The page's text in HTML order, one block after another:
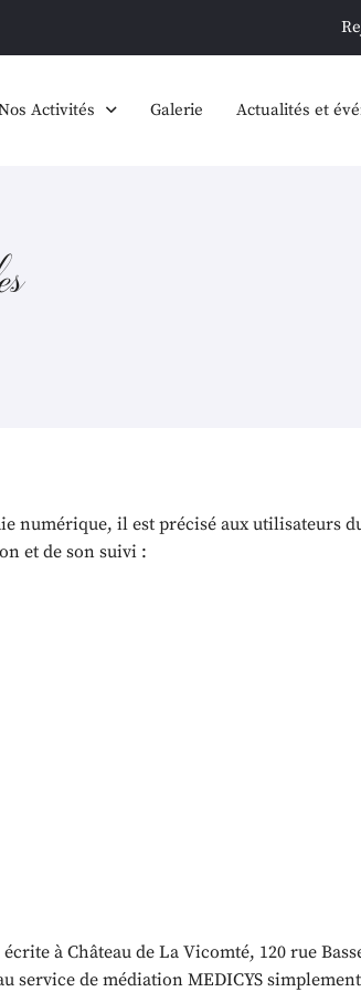
Activités Galerie Actualités et
numérique, il est précisé aux utilisateurs
et de son suivi :
à Château de La Vicomté, 120 rue
service de médiation MEDICYS